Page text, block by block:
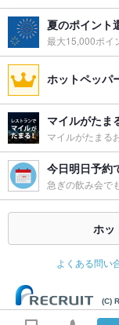
夏のポイント
最大15,000ポイ
ホットペッパ
マイルがたま
マイルがたまる
今日明日予約
急ぎの飲み会で
ホッ
よくある問い
(C)